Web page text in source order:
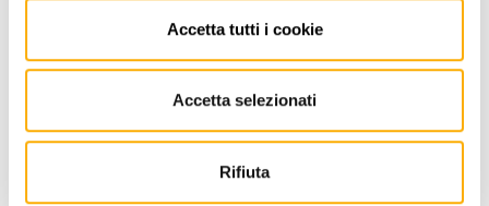
Accetta tutti i cookie
Accetta selezionati
Rifiuta
REQUEST A QUOTE